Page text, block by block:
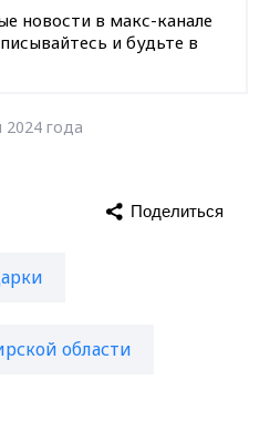
новости в макс-канале
и будьте в
2024 года
области
Поделиться